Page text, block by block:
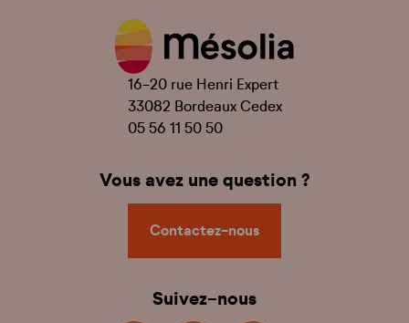
16-20 rue Henri Expert
33082 Bordeaux Cedex
05 56 11 50 50
Vous avez une question ?
Contactez-nous
Suivez-nous